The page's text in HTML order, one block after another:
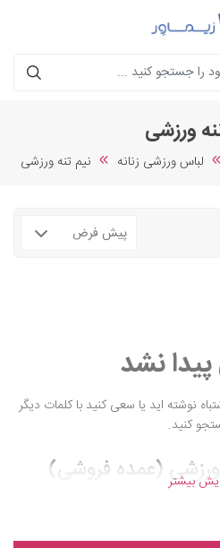
ورزشی
لباس ورزشی زنانه نیم تنه ورزشی
پیدا نشد
نوشته اید یا سعی کنید با کلمات دیگر
کنید.
ورزشی (عمده فروشی)
بیشتر